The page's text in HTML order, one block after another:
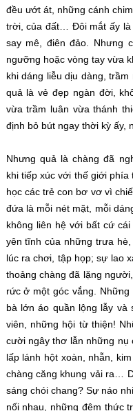
đều ướt át, những cánh
trời, của đất… Đôi mắt ấy
say mê, điên đảo . Nhưng
ngưỡng hoặc vòng tay vừa
khi dáng liễudịu dàng ,
quả là vẻ đẹp ngàn đời,
vừatrầm luân vừathánh
định bỏ bút ngay thời kỳấy,
Nhưng quả là chàng đã
khi tiếp xúc với thế giớiphía
học các trẻ con bơ vơ vì
đứa là mỗi nét mặt, mỗi
không liên hệvới bất cứ cái
yên tĩnh của những trưa
lúc ra chơi, tập họp; sự lao
thoảng chàng đã lặng
rức ở một góc vắng.
bà lớn áo quần lộng lẫy và
viên, những hội từ thiện!
cười ngây thơ lẫn những nụ
lấp lánh hột xoàn, nhẫn,
chàng căng khung vải ra…
sáng chói chang? Sự náo
nối nhau, những đêm thức